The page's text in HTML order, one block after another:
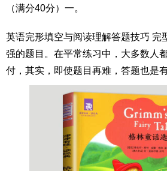
（满分40分）一。
英语完形填空与阅读理解答题技巧 完
强的题目。在平常练习中，大多数人
付，其实，即使题目再难，答题也是